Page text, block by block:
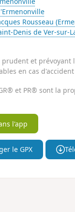
Rousseau
Denis de Ver-sur-
prudent et
en cas
et PR® sont la
l'app
le GPX